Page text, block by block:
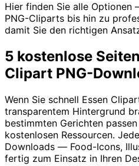
Hier finden Sie alle
PNG-Cliparts bis hin zu
damit Sie den richtigen
5 kostenlose
Clipart PNG-
Wenn Sie schnell Essen
transparentem Hintergrund
bestimmten Gerichten
kostenlosen Ressourcen.
Downloads — Food-Icons,
fertig zum Einsatz in Ihren